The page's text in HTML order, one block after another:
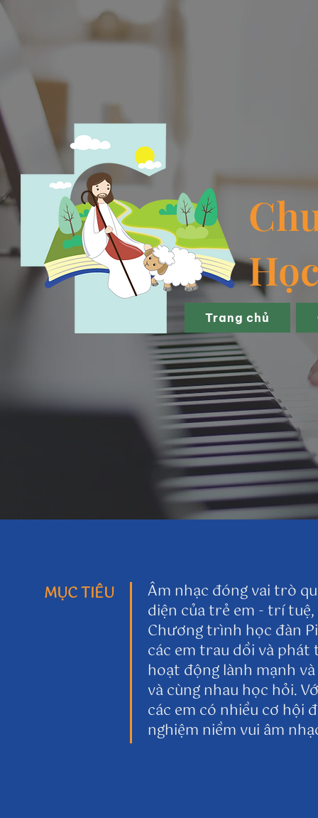
Trang chủ
​ MỤC TIÊU
Âm nhạc đóng vai trò
diện của trẻ em - trí tuệ,
Chương trình học đàn
các em trau dồi và
hoạt động lành mạnh
và cùng nhau học hỏi.
các em có nhiều cơ hội
nghiệm niềm vui âm